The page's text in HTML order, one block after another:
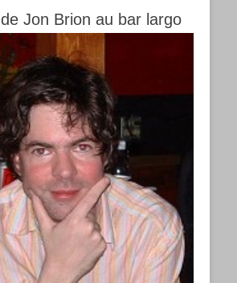
Jon Brion au bar largo